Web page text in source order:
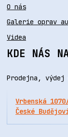
O nás
Galerie oprav
Videa
KDE NÁS
Prodejna, výdej
Vrbenská
České